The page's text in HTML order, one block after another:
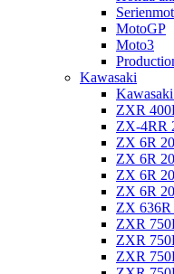
MotoGP
Moto3
Kawasaki
ZXR
ZX-4RR
ZX 6R
ZX 6R
ZX 6R
ZX 6R
ZX 636R
ZXR
ZXR
ZXR